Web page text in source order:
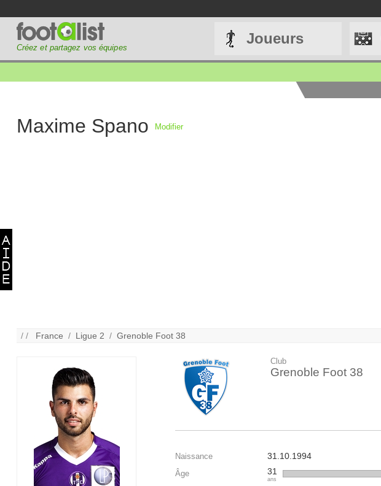
Créez et partagez vos équipes
Joueurs
Maxime Spano Modifier
/ / France / Ligue 2 /Grenoble Foot 38
Club
Grenoble Foot 38
Naissance 31.10.1994
Âge 31
ans